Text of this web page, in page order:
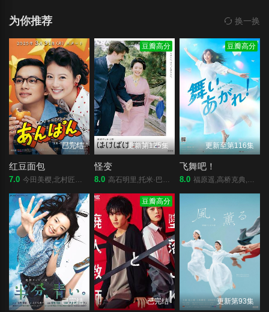
为你推荐 换一换
已完结
红豆面包
7.0 今田美樱,北村匠海,二宫和也,松岛菜菜子,加濑亮,江口德子,河合优实,原菜乃华,吉田钢太郎,细田佳央太,竹野内丰,中泽元纪,高桥文哉,志田彩良,山寺宏一,阿部隆史
豆瓣高分
更新第125集
怪变
8.0 高石明里,托米·巴斯托,冈部敬史,池胁千鹤,小日向文世,宽一郎,圆井湾,佐藤穗奈美,佐野史郎,福地美晴
豆瓣高分
更新至第116集
飞舞吧！
8.0 福原遥,高桥克典,永作博美,横山裕,高畑淳子,目黑莲,山崎纮菜,滨正悟,醍醐虎汰朗,佐野弘樹
已完结
豆瓣高分
已完结 更新第93集